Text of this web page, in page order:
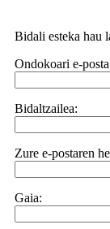
Bidali esteka hau
Ondokoari e-
Bidaltzailea:
Zure e-postaren
Gaia: